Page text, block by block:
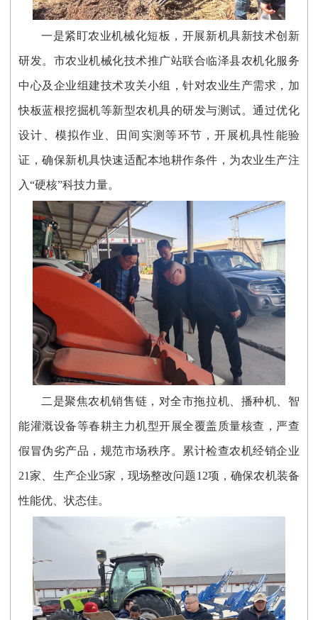
一是紧盯农业机械化短板，开展新机具新技术创新
研发。市农业机械化技术推广站联合临泽县农机化服务
中心及企业组建技术攻关小组，针对农业生产需求，加
快板蓝根挖掘机等新型农机具的研发与测试。通过优化
设计、模拟作业、田间实测等环节，开展机具性能验
证，确保新机具快速适配本地耕作条件，为农业生产注
入“硬核”科技力量。
二是聚焦农机销售链，对全市拖拉机、播种机、智
能灌溉设备等春耕主力机型开展全覆盖质量核查，严查
假冒伪劣产品，规范市场秩序。累计检查农机经销企业
21家、生产企业5家，现场整改问题12项，确保农机装备
性能优、状态佳。